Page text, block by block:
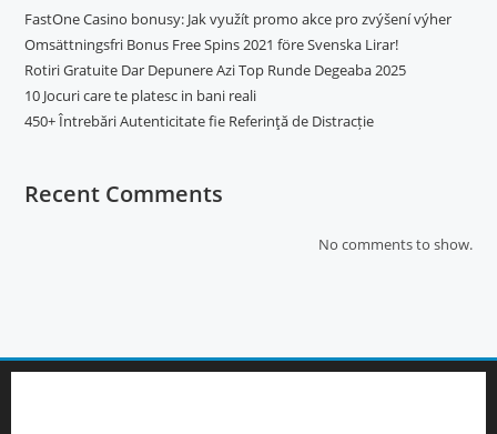
FastOne Casino bonusy: Jak využít promo akce pro zvýšení výher
Omsättningsfri Bonus Free Spins 2021 före Svenska Lirar!
Rotiri Gratuite Dar Depunere Azi Top Runde Degeaba 2025
10 Jocuri care te platesc in bani reali
450+ Întrebări Autenticitate fie Referinţă de Distracție
Recent Comments
No comments to show.